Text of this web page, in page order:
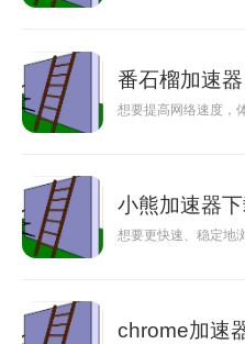
番石榴加速器
想要提高网络速度，
小熊加速器
想要更快速、稳定地
chrome加速